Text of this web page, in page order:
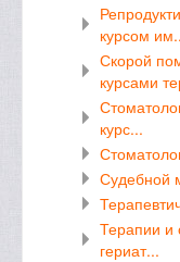
курсом
Скорой
курсами
курс...
Судебной
Терапии и
гериат...